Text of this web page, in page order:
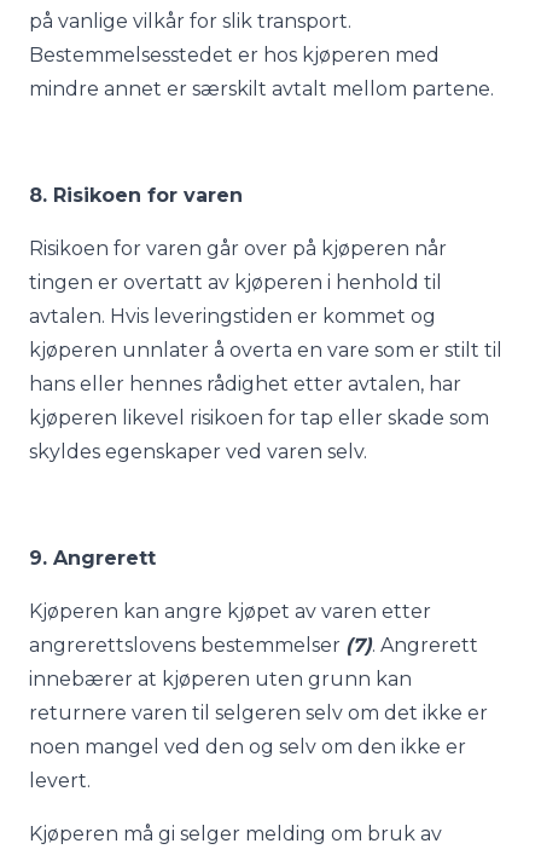
på vanlige vilkår for slik transport.
Bestemmelsesstedet er hos kjøperen med
mindre annet er særskilt avtalt mellom partene.
8. Risikoen for varen
Risikoen for varen går over på kjøperen når
tingen er overtatt av kjøperen i henhold til
avtalen. Hvis leveringstiden er kommet og
kjøperen unnlater å overta en vare som er stilt til
hans eller hennes rådighet etter avtalen, har
kjøperen likevel risikoen for tap eller skade som
skyldes egenskaper ved varen selv.
9. Angrerett
Kjøperen kan angre kjøpet av varen etter
angrerettslovens bestemmelser (7). Angrerett
innebærer at kjøperen uten grunn kan
returnere varen til selgeren selv om det ikke er
noen mangel ved den og selv om den ikke er
levert.
Kjøperen må gi selger melding om bruk av